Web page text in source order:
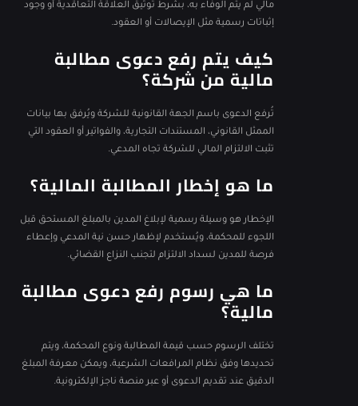
مالي لم يتم الوفاء به، بشرط توثيق العلاقة التعاقدية أو وجود
إثباتات رسمية مثل الإيصالات أو العقود.
كيف يتم رفع دعوى مطالبة
مالية من شركة؟
تُرفع الدعوى باسم الجهة القانونية للشركة ويُرفق بها بيانات
الممثل القانوني، المستندات التجارية، والفواتير أو العقود التي
تثبت الالتزام المالي للشركة تجاه المدعي.
ما هو إخطار المطالبة المالية؟
الإخطار هو وسيلة رسمية لإبلاغ المدين بالمبلغ المستحق قبل
اللجوء للمحكمة، ويُستخدم لإظهار حسن نية المدعي وإعطاء
فرصة للمدين لسداد الالتزام لتجنب النزاع القضائي.
ما هي رسوم رفع دعوى مطالبة
مالية؟
تختلف الرسوم حسب قيمة المطالبة ونوع المحكمة، ويتم
تحديدها وفق نظام المرافعات الشرعية، ويمكن معرفة المبلغ
الدقيق عند تقديم الدعوى أو عبر منصة ناجز الإلكترونية.